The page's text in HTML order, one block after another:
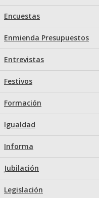
Encuestas
Enmienda Presupuestos
Entrevistas
Festivos
Formación
Igualdad
Informa
Jubilación
Legislación